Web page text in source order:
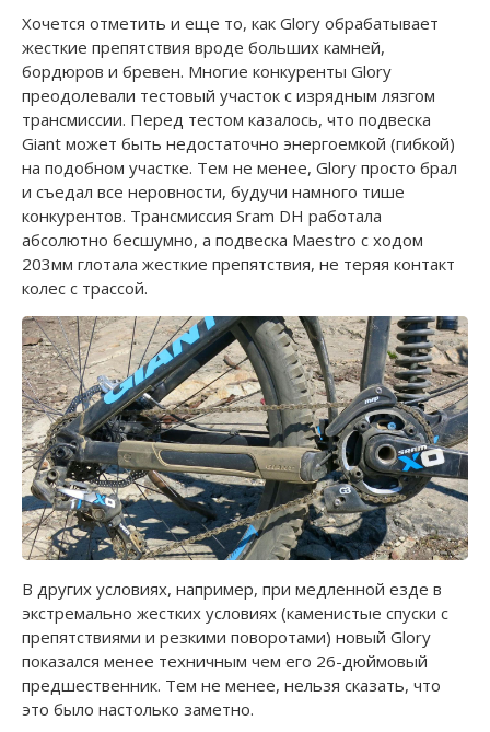
Хочется отметить и еще то, как Glory обрабатывает
жесткие препятствия вроде больших камней,
бордюров и бревен. Многие конкуренты Glory
преодолевали тестовый участок с изрядным лязгом
трансмиссии. Перед тестом казалось, что подвеска
Giant может быть недостаточно энергоемкой (гибкой)
на подобном участке. Тем не менее, Glory просто брал
и съедал все неровности, будучи намного тише
конкурентов. Трансмиссия Sram DH работала
абсолютно бесшумно, а подвеска Maestro с ходом
203мм глотала жесткие препятствия, не теряя контакт
колес с трассой.
В других условиях, например, при медленной езде в
экстремально жестких условиях (каменистые спуски с
препятствиями и резкими поворотами) новый Glory
показался менее техничным чем его 26-дюймовый
предшественник. Тем не менее, нельзя сказать, что
это было настолько заметно.